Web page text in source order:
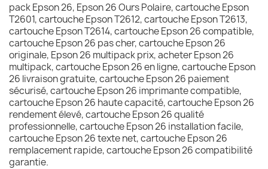
pack Epson 26, Epson 26 Ours Polaire, cartouche Epson
T2601, cartouche Epson T2612, cartouche Epson T2613,
cartouche Epson T2614, cartouche Epson 26 compatible,
cartouche Epson 26 pas cher, cartouche Epson 26
originale, Epson 26 multipack prix, acheter Epson 26
multipack, cartouche Epson 26 en ligne, cartouche Epson
26 livraison gratuite, cartouche Epson 26 paiement
sécurisé, cartouche Epson 26 imprimante compatible,
cartouche Epson 26 haute capacité, cartouche Epson 26
rendement élevé, cartouche Epson 26 qualité
professionnelle, cartouche Epson 26 installation facile,
cartouche Epson 26 texte net, cartouche Epson 26
remplacement rapide, cartouche Epson 26 compatibilité
garantie.